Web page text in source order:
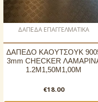
ΔΑΠΕΔΑ ΕΠΑΓΓΕΛΜΑΤΙΚΑ
ΔΑΠΕΔΟ ΚΑΟΥΤΣΟΥΚ
3mm CHECKER
1.2Μ1,50Μ1,00Μ
€18.00